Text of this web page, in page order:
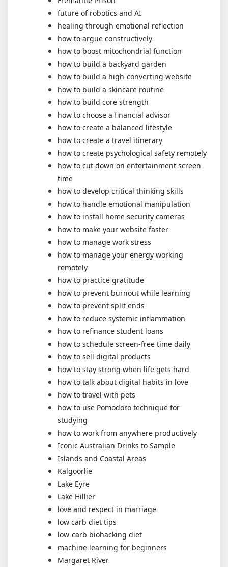
future of robotics and AI
healing through emotional reflection
how to argue constructively
how to boost mitochondrial function
how to build a backyard garden
how to build a high-converting website
how to build a skincare routine
how to build core strength
how to choose a financial advisor
how to create a balanced lifestyle
how to create a travel itinerary
how to create psychological safety remotely
how to cut down on entertainment screen
time
how to develop critical thinking skills
how to handle emotional manipulation
how to install home security cameras
how to make your website faster
how to manage work stress
how to manage your energy working
remotely
how to practice gratitude
how to prevent burnout while learning
how to prevent split ends
how to reduce systemic inflammation
how to refinance student loans
how to schedule screen-free time daily
how to sell digital products
how to stay strong when life gets hard
how to talk about digital habits in love
how to travel with pets
how to use Pomodoro technique for
studying
how to work from anywhere productively
Iconic Australian Drinks to Sample
Islands and Coastal Areas
Kalgoorlie
Lake Eyre
Lake Hillier
love and respect in marriage
low carb diet tips
low-carb biohacking diet
machine learning for beginners
Margaret River